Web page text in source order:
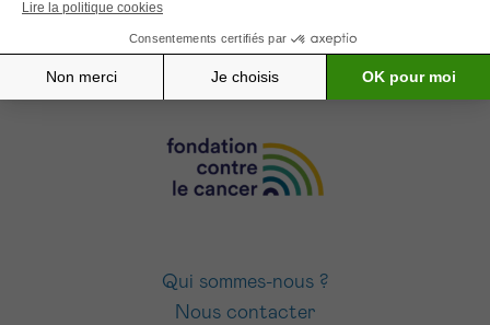
conditions d’utilisations
Qui sommes-nous ?
Nous contacter